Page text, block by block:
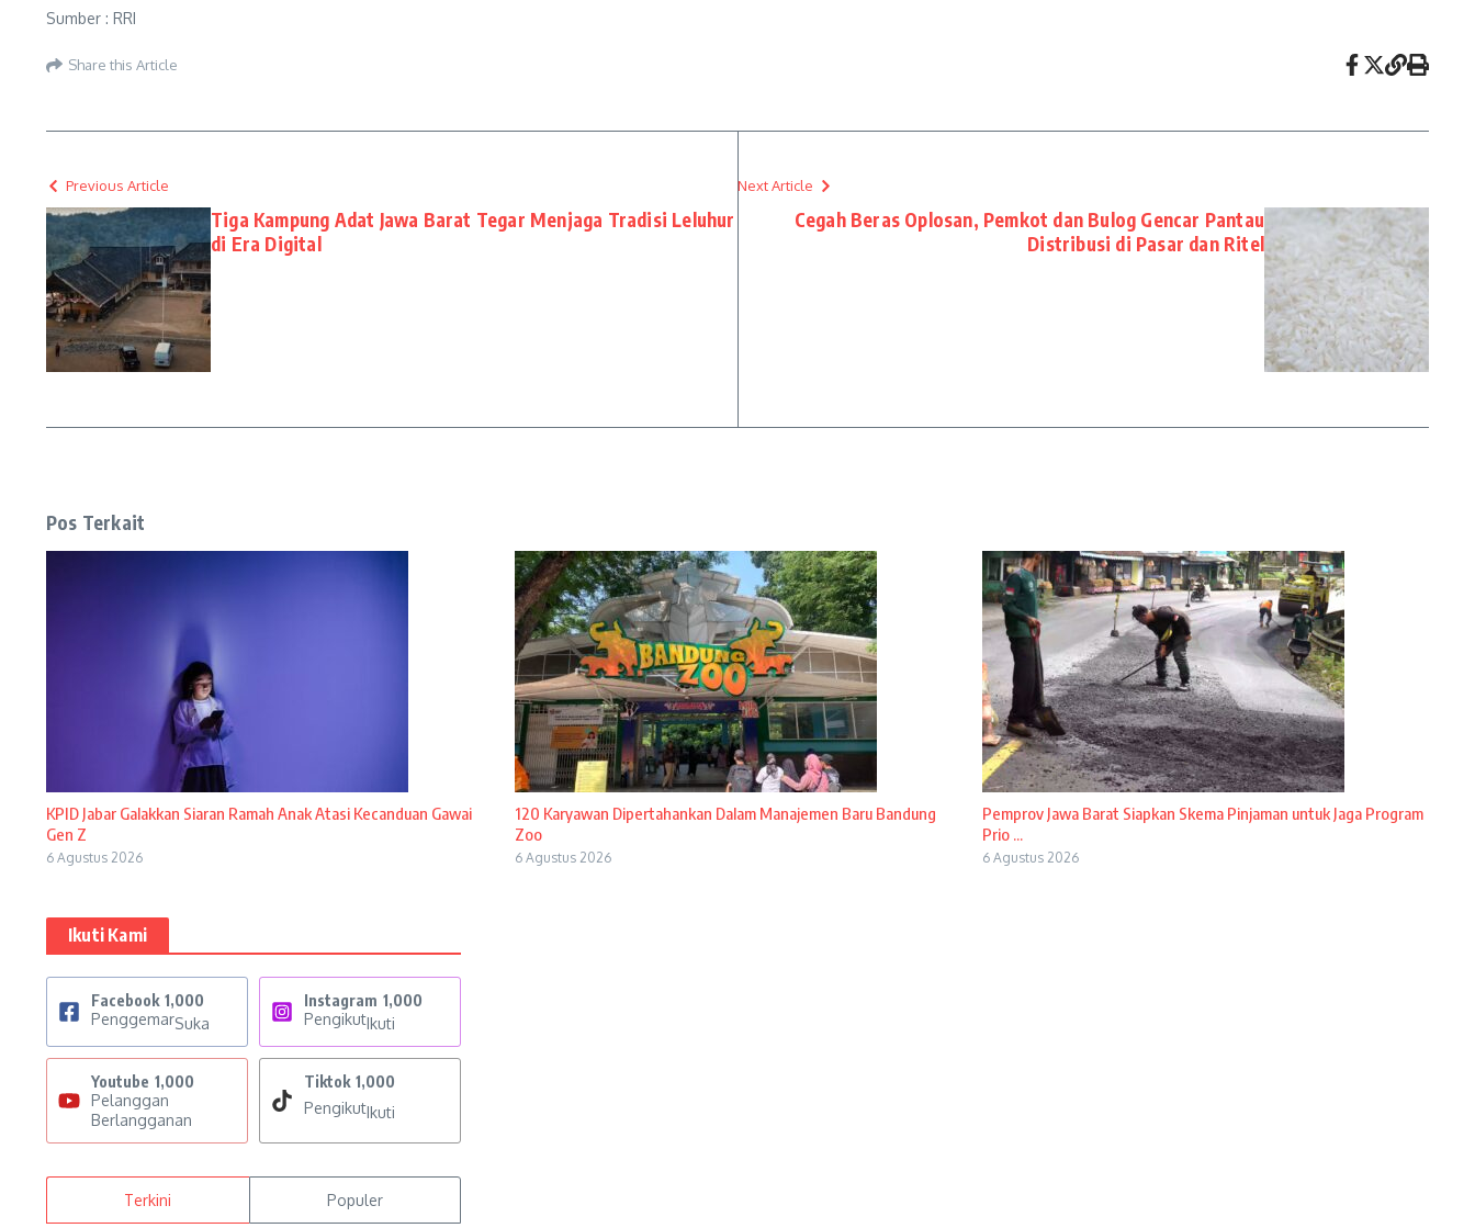
Sumber : RRI
Share this Article
Previous Article
Tiga Kampung Adat Jawa Barat Tegar Menjaga Tradisi Leluhur
di Era Digital
Next Article
Cegah Beras Oplosan, Pemkot dan Bulog Gencar Pantau
Distribusi di Pasar dan Ritel
Pos Terkait
KPID Jabar Galakkan Siaran Ramah Anak Atasi Kecanduan Gawai
Gen Z
6 Agustus 2026
120 Karyawan Dipertahankan Dalam Manajemen Baru Bandung
Zoo
6 Agustus 2026
Pemprov Jawa Barat Siapkan Skema Pinjaman untuk Jaga Program
Prio ...
6 Agustus 2026
Ikuti Kami
Facebook 1,000
PenggemarSuka
Instagram 1,000
Pengikut Ikuti
Youtube 1,000
Pelanggan
Berlangganan
Tiktok 1,000
Pengikut Ikuti
Terkini Populer